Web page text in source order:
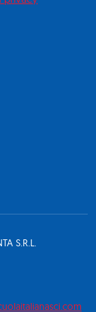
S.R.L.